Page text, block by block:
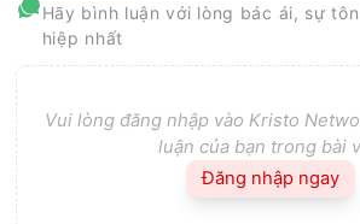
Hãy bình luận với lòng bác ái, sự
hiệp nhất
Vui lòng đăng nhập vào Kristo
luận của bạn trong bài
Đăng nhập ngay